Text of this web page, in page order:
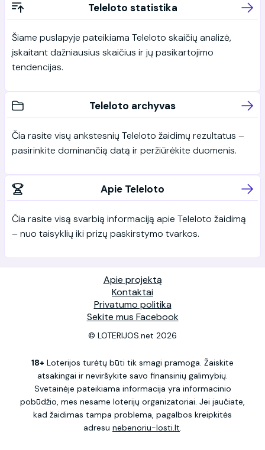
Teleloto statistika
Šiame puslapyje pateikiama Teleloto skaičių analizė,
įskaitant dažniausius skaičius ir jų pasikartojimo
tendencijas.
Teleloto archyvas
Čia rasite visų ankstesnių Teleloto žaidimų rezultatus –
pasirinkite dominančią datą ir peržiūrėkite duomenis.
Apie Teleloto
Čia rasite visą svarbią informaciją apie Teleloto žaidimą
– nuo taisyklių iki prizų paskirstymo tvarkos.
Apie projektą
Kontaktai
Privatumo politika
Sekite mus Facebook
© LOTERIJOS.net 2026
18+ Loterijos turėtų būti tik smagi pramoga. Žaiskite
atsakingai ir neviršykite savo finansinių galimybių.
Svetainėje pateikiama informacija yra informacinio
pobūdžio, mes nesame loterijų organizatoriai. Jei jaučiate,
kad žaidimas tampa problema, pagalbos kreipkitės
adresu nebenoriu-losti.lt